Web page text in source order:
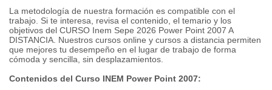
La metodología de nuestra formación es compatible con el
trabajo. Si te interesa, revisa el contenido, el temario y los
objetivos del CURSO Inem Sepe 2026 Power Point 2007 A
DISTANCIA. Nuestros cursos online y cursos a distancia permiten
que mejores tu desempeño en el lugar de trabajo de forma
cómoda y sencilla, sin desplazamientos.
Contenidos del Curso INEM Power Point 2007: